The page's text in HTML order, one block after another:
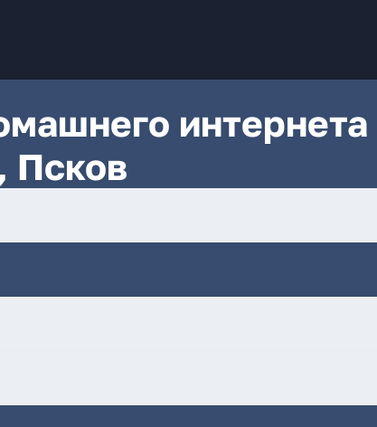
интернета
Псков